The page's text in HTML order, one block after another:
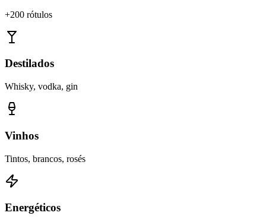
+200 rótulos
Destilados
Whisky, vodka, gin
Vinhos
Tintos, brancos, rosés
Energéticos